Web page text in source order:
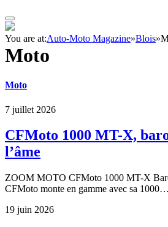
You are at:Auto-Moto Magazine»Blois»
Moto
Moto
7 juillet 2026
CFMoto 1000 MT-X,
l’âme
ZOOM MOTO CFMoto 1000 MT-X
CFMoto monte en gamme avec sa 1000…
19 juin 2026